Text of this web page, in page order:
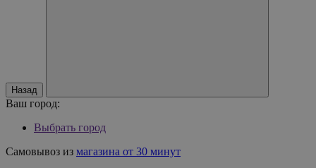
Назад
Ваш город:
Выбрать город
Самовывоз из магазина от 30 минут